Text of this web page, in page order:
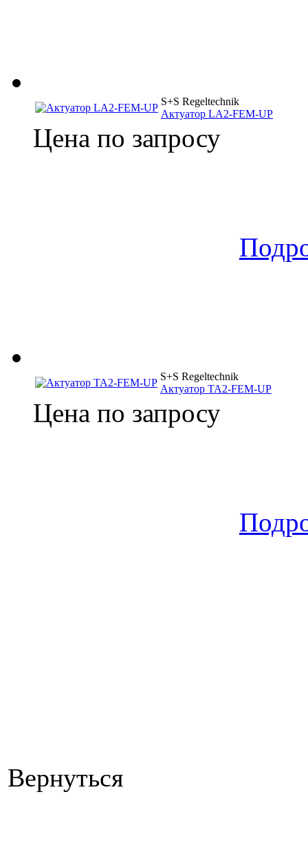
S+S Regeltechnik
Актуатор LA2-FEM-UP
Цена по запросу
S+S Regeltechnik
Актуатор TA2-FEM-UP
Цена по запросу
Вернуться